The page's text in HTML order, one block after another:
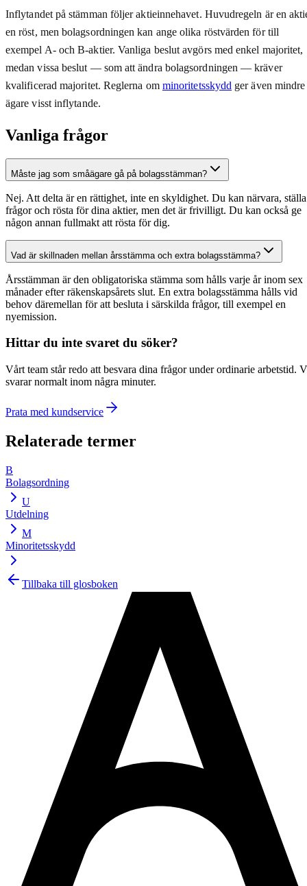
Inflytandet på stämman följer aktieinnehavet. Huvudregeln är en
en röst, men bolagsordningen kan ange olika röstvärden för till
exempel A- och B-aktier. Vanliga beslut avgörs med enkel majoritet,
medan vissa beslut — som att ändra bolagsordningen — kräver
kvalificerad majoritet. Reglerna om minoritetsskydd ger även mindre
ägare visst inflytande.
Vanliga frågor
Måste jag som småägare gå på bolagsstämman?
Nej. Att delta är en rättighet, inte en skyldighet. Du kan närvara, ställa
frågor och rösta för dina aktier, men det är frivilligt. Du kan också ge
någon annan fullmakt att rösta för dig.
Vad är skillnaden mellan årsstämma och extra bolagsstämma?
Årsstämman är den obligatoriska stämma som hålls varje år inom sex
månader efter räkenskapsårets slut. En extra bolagsstämma hålls vid
behov däremellan för att besluta i särskilda frågor, till exempel en
nyemission.
Hittar du inte svaret du söker?
Vårt team står redo att besvara dina frågor under ordinarie arbetstid.
svarar normalt inom några minuter.
Prata med kundservice
Relaterade termer
B
Bolagsordning
U
Utdelning
M
Minoritetsskydd
Tillbaka till glosboken